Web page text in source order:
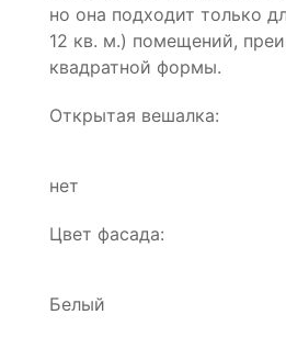
но она подходит только
12 кв. м.) помещений,
квадратной формы.
Открытая вешалка:
нет
Цвет фасада:
Белый